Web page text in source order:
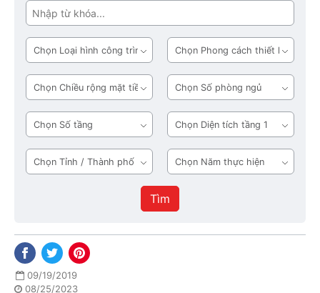
Tìm
Loại
hình
công
trình
Phong
cách
thiết
kế
Chiều
rộng
mặt
tiền
Số
phòng
ngủ
Số
tầng
Diện
tích
tầng
1
Tỉnh
/
Năm
thực
hiện
Tìm
09/19/2019
08/25/2023